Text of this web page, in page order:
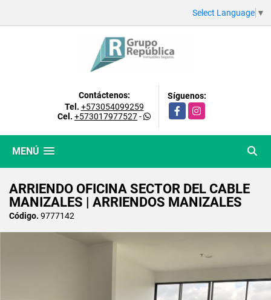
Select Language ▼
Contáctenos:
Tel. +573054099259
Cel. +573017977527-
Síguenos:
FacebookInstagram
MENÚ
ARRIENDO OFICINA SECTOR DEL CABLE
MANIZALES | ARRIENDOS MANIZALES
Código. 9777142